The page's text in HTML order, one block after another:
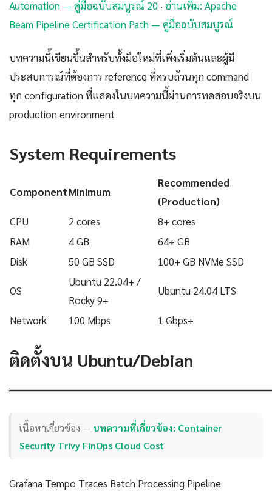
Automation — คู่มือฉบับสมบูรณ์ 20 · อ่านเพิ่ม: Apache
Beam Pipeline Certification Path — คู่มือฉบับสมบูรณ์
บทความนี้เขียนขึ้นสำหรับทั้งมือใหม่ที่เพิ่งเริ่มต้นและผู้มี
ประสบการณ์ที่ต้องการ reference ที่ครบถ้วนทุก command
ทุก configuration ที่แสดงในบทความนี้ผ่านการทดสอบจริงบน
production environment
System Requirements
ComponentMinimum
Recommended
(Production)
CPU
2 cores
8+ cores
RAM
4 GB
64+ GB
Disk
50 GB SSD 100+ GB NVMe SSD
OS
Ubuntu 22.04+ /
Rocky 9+
Ubuntu 24.04 LTS
Network 100 Mbps 1 Gbps+
ติดตั้งบน Ubuntu/Debian
เนื้อหาเกี่ยวข้อง — บทความที่เกี่ยวข้อง: Container
Security Trivy FinOps Cloud Cost
Grafana Tempo Traces Batch Processing Pipeline